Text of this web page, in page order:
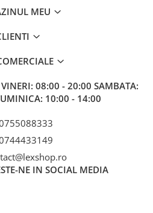
MEU
08:00 - 20:00 SAMBATA:
10:00 - 14:00
NE IN SOCIAL MEDIA